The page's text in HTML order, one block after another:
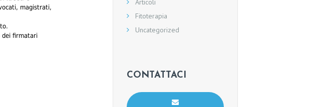
magistrati,
dei firmatari
Fitoterapia
Uncategorized
CONTATTACI